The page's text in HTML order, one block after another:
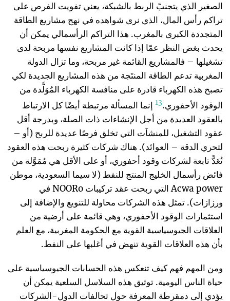
الصغير الذي يتجنبّ الربط بالشبكة، يعني تفويت الفرص على
تراكم رأس المال، الذي نرى شواهده في نهج مشاريع الطاقة
المتجددة الكبرى بالمغرب. هذا التراكم الرأسمالي يمكن أن
يحدث بغض النظر عمّا إذا كانت المشاريع نفسها مربحة لدى
تشغيلها – فالمشاريع القائمة غير مربحة، وما تزال الدولة
المغربية تدعم الطاقة المنتَجة من هذه المشاريع الجديدة لكي
تصبح هذه الكهرباء قادرة على منافسة الكهرباء المُوَلَّدة من
الوقود الأحفوري.13إنما المسألة مرتبطة أيضًا كل الارتباط
بالعقود العديدة من أجل الإنشاءات ذات الصلة، وبدرجة أقل
عقود التشغيل، للمنشآت التي تخلق فرصًا عديدة للربح (أو –
لتحري الدقة – العوائد). هناك شركات كثيرة ربحت هذه العقود
تُعَدًّ تابعة لشركات وقود أحفوري، أو على الأقل هي مُمَوَّلة من
فائض رأسمال الخليج المنتج للنفط (لا سيما السعودية، موطن
Acwa power التي ربحت عقد تركيبات NOORo في
ورزازات). تمثل هذه الشركات محاولة للتنويع والإضافة إلى
استثمارات الوقود الأحفوري، وهي قائمة على أرضية من
العلاقات الجيوسياسية القوية مع الحكومة المغربية، مع العلم
بأن هذه العلاقات القوية تنهض في أغلبها على النفط.
ومن المهم فهم كيف تنعكس هذه الحسابات الجيوسياسية على
حياة الناس اليومية. توثيق هذه السلاسل السلعية يمكن أن
يؤدي إلى دمقرطة المعرفة حول تحالفات الدول-الشركات